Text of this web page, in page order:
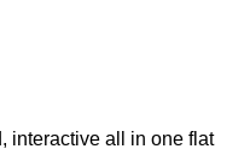
interactive all in one flat